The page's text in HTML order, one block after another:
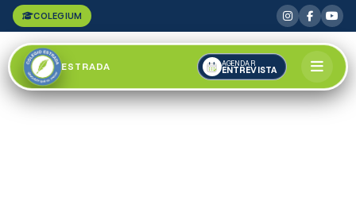
COLEGIUM
ESTRADA AGENDAR
ENTREVISTA